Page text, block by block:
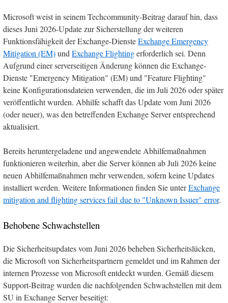
Microsoft weist in seinem Techcommunity-Beitrag darauf hin, dass
dieses Juni 2026-Update zur Sicherstellung der weiteren
Funktionsfähigkeit der Exchange-DiensteExchange Emergency
Mitigation (EM)und Exchange Flightingerforderlich sei. Denn
Aufgrund einer serverseitigen Änderung können die Exchange-
Dienste "Emergency Mitigation" (EM) und "Feature Flighting"
keine Konfigurationsdateien verwenden, die im Juli 2026 oder später
veröffentlicht wurden. Abhilfe schafft das Update vom Juni 2026
(oder neuer), was den betreffenden Exchange Server entsprechend
aktualisiert.
Bereits heruntergeladene und angewendete Abhilfemaßnahmen
funktionieren weiterhin, aber die Server können ab Juli 2026 keine
neuen Abhilfemaßnahmen mehr verwenden, sofern keine Updates
installiert werden. Weitere Informationen finden Sie unterExchange
mitigation and flighting services fail due to "Unknown Issuer" error.
Behobene Schwachstellen
Die Sicherheitsupdates vom Juni 2026 beheben Sicherheitslücken,
die Microsoft von Sicherheitspartnern gemeldet und im Rahmen der
internen Prozesse von Microsoft entdeckt wurden. Gemäß diesem
Support-Beitrag wurden die nachfolgenden Schwachstellen mit dem
SU in Exchange Server beseitigt: